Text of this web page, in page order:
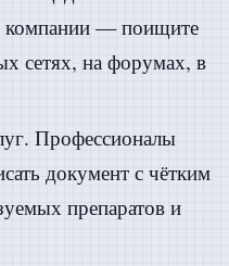
компании — поищите
сетях, на форумах, в
Профессионалы
документ с чётким
препаратов и